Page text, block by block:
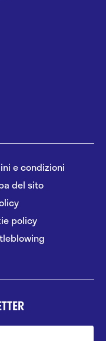
e condizioni
del sito
policy